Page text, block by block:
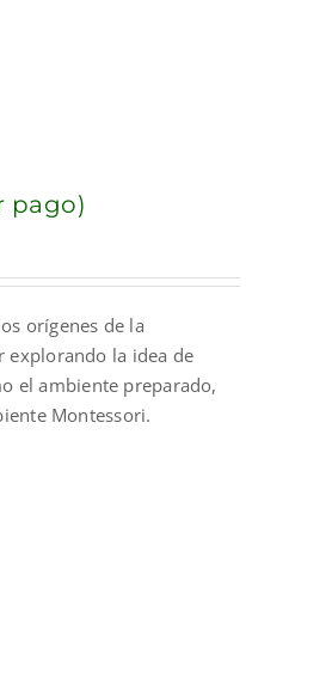
pago)
orígenes de la
explorando la idea de
el ambiente preparado,
Montessori.